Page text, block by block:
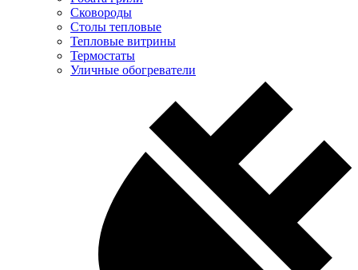
Сковороды
Столы тепловые
Тепловые витрины
Термостаты
Уличные обогреватели